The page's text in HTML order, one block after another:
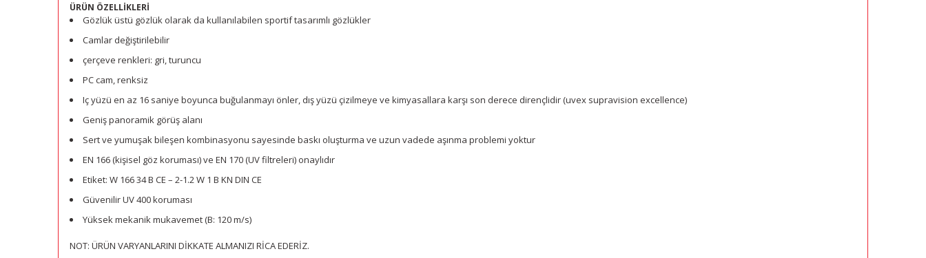
ÜRÜN ÖZELLİKLERİ
Gözlük üstü gözlük olarak da kullanılabilen sportif tasarımlı gözlükler
Camlar değiştirilebilir
çerçeve renkleri: gri, turuncu
PC cam, renksiz
Iç yüzü en az 16 saniye boyunca buğulanmayı önler, dış yüzü çizilmeye ve kimyasallara karşı son derece dirençlidir (uvex supravision excellence)
Geniş panoramik görüş alanı
Sert ve yumuşak bileşen kombinasyonu sayesinde baskı oluşturma ve uzun vadede aşınma problemi yoktur
EN 166 (kişisel göz koruması) ve EN 170 (UV filtreleri) onaylıdır
Etiket: W 166 34 B CE – 2-1.2 W 1 B KN DIN CE
Güvenilir UV 400 koruması
Yüksek mekanik mukavemet (B: 120 m/s)
NOT: ÜRÜN VARYANLARINI DİKKATE ALMANIZI RİCA EDERİZ.